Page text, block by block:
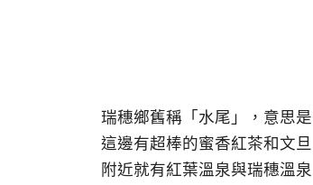
瑞穗鄉舊稱「水尾」，意思
這邊有超棒的蜜香紅茶和文
附近就有紅葉溫泉與瑞穗溫泉